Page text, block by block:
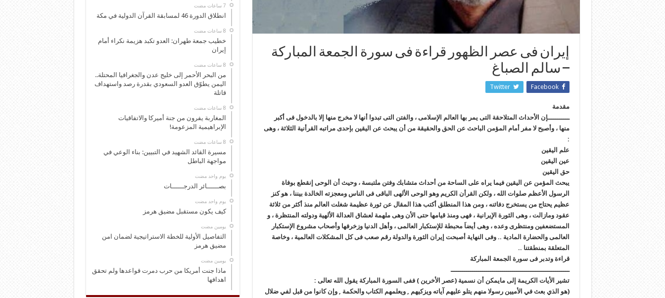
إيران فى عصر الظهور قراءة فى سورة الجمعة المباركة
– سالم الصباغ
Facebook
Twitter
مقدمة
ـــــــــــإن الأحداث المتلاحقة التى يمر بها العالم الإسلامى ، والفتن التى تبدوا أنها لا مخرج منها إلا بالدخول فى أكبر
منها ، وأصبح لا مفر أمام المؤمن الباحث عن الحق والحقيقة من أن يبحث عن اليقين بإحدى مراتبه القرأنية الثلاثة ، وهى
:
علم اليقين
عين اليقين
حق اليقين
يبحث المؤمن عن اليقين فيما يراه على الساحة من أحداث متشابك وفتن ملتبسة ، وحيث أن الوحى إنقطع بوفاة
الرسول الأعظم صلوات الله ، ولكن القرأن الكريم وهو الوحى الألهى الباقى فى الناس ومعجزته الخالدة بيننا ، هو كنز
عظيم يحتاج من يستخرج دفائنه ، ومن هذا المنطلق أكتب هذا المقال عن ثورة عظيمة شغلت العالم منذ أكثر من ثلاثة
عقود ومازالت ، وهى الثورة الإيرانية ، فهى ومنذ قيامها حتى الأن وهى ملهمة لعشاق العدالة الألهية ودولته المنتظرة ، و
المستضعفين ومنتظرى وعده ، وهى أيضاَ محبطة للإستكبار العالمى ، وأهل الدنيا وزخرفها وأصحاب مشروع الإستكبار
العالمى والحضارة المادية .. وفى النهاية أصبحت إيران الثورة والدولة رقم صعب فى كل المشكلات العالمية ، وخاصة
المتعلقة بمنطقتنا ..
قراءة وتدبر فى سورة الجمعة المباركة
ــــــــــــــــــــــــــــــــــــــــــــــــــــــــــــ
تشير الأيات الكريمة إلى مايمكن أن نسمية (عصر الأخرين ) ففى السورة المباركة يقول الله تعالى :
(هو الذي بعث في الأميين رسولا منهم يتلو عليهم آياته ويزكيهم , ويعلمهم الكتاب والحكمة , وإن كانوا من قبل لفي ضلال
انطلاق الدورة 46 لمسابقة القرآن الدولية في مكة
خطيب جمعة طهران: العدو تكبد هزيمة نكراء أمام
إيران
من البحر الأحمر إلى خليج عدن والجغرافيا المحتلة..
اليمن يطوّق العدو السعودي بقدرة رصد واستهداف
قاتلة
المغاربة يفرون من جنة أميركا والاتفاقيات
الإبراهيمية المزعومة!
مسيرة القائد الشهيد في التبيين: بناء الوعي في
مواجهة الباطل
‏يوم واحد مضت
بصــــــائر الدرجــــــات
‏يوم واحد مضت
كيف يكون مستقبل مضيق هرمز
‏يومين مضت
التفاصيل الأولية للخطة الاستراتيجية لضمان امن
مضيق هرمز
‏يومين مضت
ماذا جنت أمريكا من حرب دمرت قواعدها ولم تحقق
اهدافها